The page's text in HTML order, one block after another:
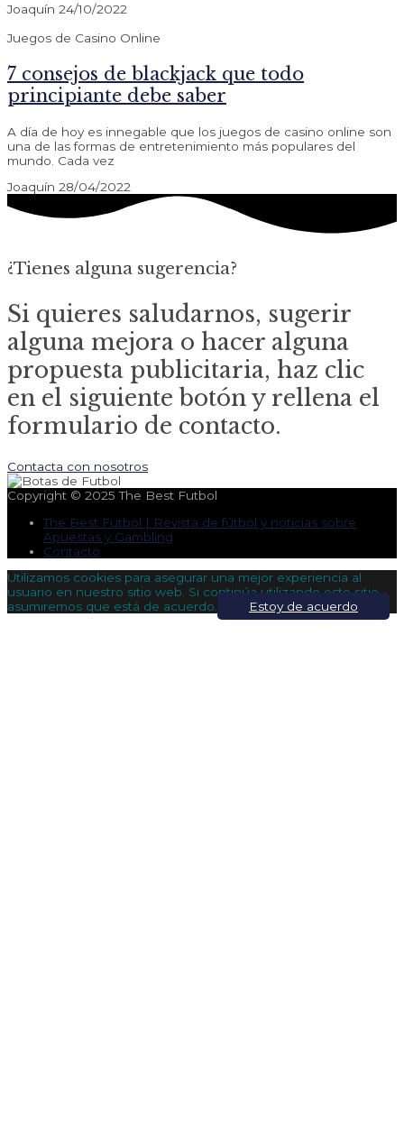
Joaquín 24/10/2022
Juegos de Casino Online
7 consejos de blackjack que todo
principiante debe saber
A día de hoy es innegable que los juegos de casino online son
una de las formas de entretenimiento más populares del
mundo. Cada vez
Joaquín 28/04/2022
¿Tienes alguna sugerencia?
Si quieres saludarnos, sugerir
alguna mejora o hacer alguna
propuesta publicitaria, haz clic
en el siguiente botón y rellena el
formulario de contacto.
Contacta con nosotros
Copyright © 2025The Best Futbol
The Best Futbol | Revista de fútbol y noticias sobre
Apuestas y Gambling
Contacto
Utilizamos cookies para asegurar una mejor experiencia al
usuario en nuestro sitio web. Si continúa utilizando este sitio,
asumiremos que está de acuerdo.
Estoy de acuerdo